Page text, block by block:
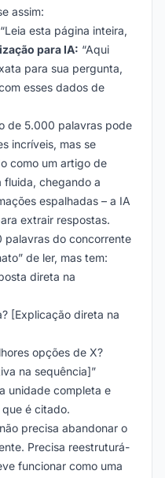
assim:
“Leia esta página inteira,
para IA: “Aqui
para sua pergunta,
esses dados de
de 5.000 palavras pode
incríveis, mas se
como um artigo de
fluida, chegando a
espalhadas – a IA
extrair respostas.
palavras do concorrente
de ler, mas tem:
direta na
[Explicação direta na
opções de X?
na sequência]”
unidade completa e
é citado.
precisa abandonar o
Precisa reestruturá-
funcionar como uma